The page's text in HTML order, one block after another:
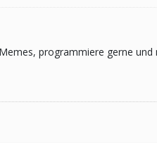
programmiere gerne